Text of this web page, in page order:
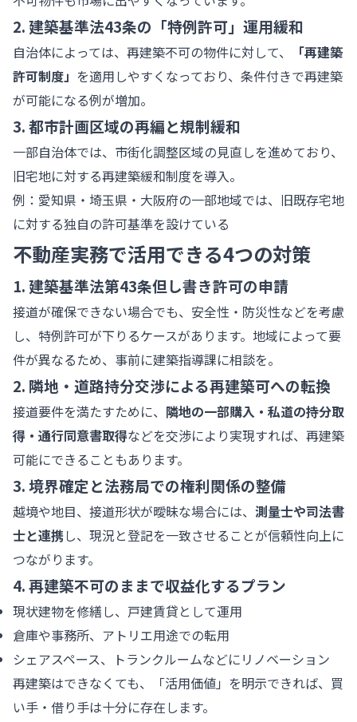
2. 建築基準法43条の「特例許可」運用緩和
自治体によっては、再建築不可の物件に対して、
「再建築
許可制度」 を適用しやすくなっており、条件付きで再建築
が可能になる例が増加。
3. 都市計画区域の再編と規制緩和
一部自治体では、市街化調整区域の見直しを進めており、
旧宅地に対する再建築緩和制度を導入。
例：愛知県・埼玉県・大阪府の一部地域では、旧既存宅地
に対する独自の許可基準を設けている
不動産実務で活用できる4つの対策
1. 建築基準法第43条但し書き許可の申請
接道が確保できない場合でも、安全性・防災性などを考慮
し、特例許可が下りるケースがあります。地域によって要
件が異なるため、事前に建築指導課に相談を。
2. 隣地・道路持分交渉による再建築可への転換
接道要件を満たすために、 隣地の一部購入・私道の持分取
得・通行同意書取得などを交渉により実現すれば、再建築
可能にできることもあります。
3. 境界確定と法務局での権利関係の整備
越境や地目、接道形状が曖昧な場合には、 測量士や司法書
士と連携し、現況と登記を一致させることが信頼性向上に
つながります。
4. 再建築不可のままで収益化するプラン
現状建物を修繕し、戸建賃貸として運用
倉庫や事務所、アトリエ用途での転用
シェアスペース、トランクルームなどにリノベーション
再建築はできなくても、「活用価値」を明示できれば、買
い手・借り手は十分に存在します。